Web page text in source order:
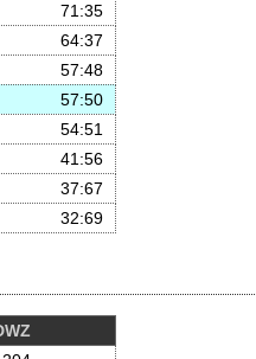
71:35
64:37
57:48
57:50
54:51
41:56
37:67
32:69